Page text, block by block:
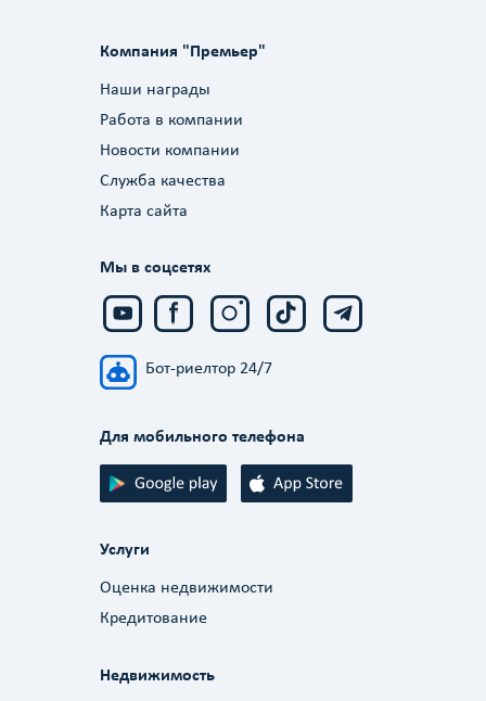
Компания "Премьер"
Наши награды
Работа в компании
Новости компании
Служба качества
Карта сайта
Мы в соцсетях
Бот-риелтор 24/7
Для мобильного телефона
Услуги
Оценка недвижимости
Кредитование
Недвижимость